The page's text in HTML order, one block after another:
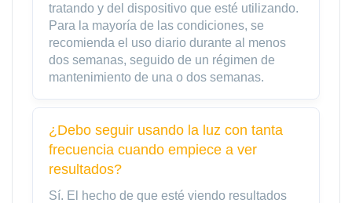
tratando y del dispositivo que esté utilizando.
Para la mayoría de las condiciones, se
recomienda el uso diario durante al menos
dos semanas, seguido de un régimen de
mantenimiento de una o dos semanas.
¿Debo seguir usando la luz con tanta
frecuencia cuando empiece a ver
resultados?
Sí. El hecho de que esté viendo resultados